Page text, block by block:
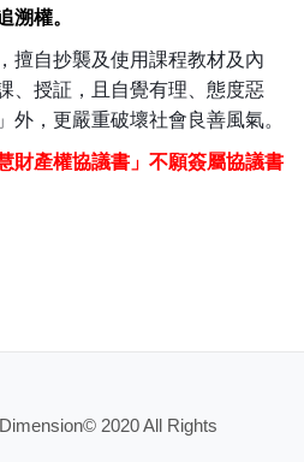
溯權。
擅自抄襲及使用課程教材及內
、授証，且自覺有理、態度惡
外，更嚴重破壞社會良善風氣。
財產權協議書」不願簽屬協議書
2020 All Rights